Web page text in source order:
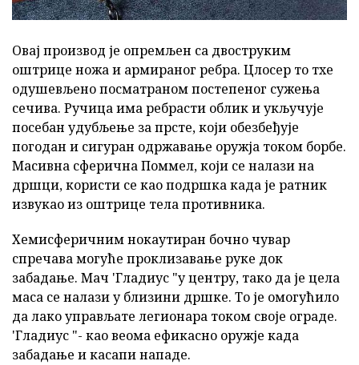
Овај производ је опремљен са двоструким
оштрице ножа и армираног ребра. Цлосер то тхе
одушевљено посматраном постепеног сужења
сечива. Ручица има ребрасти облик и укључује
посебан удубљење за прсте, који обезбеђује
погодан и сигуран одржавање оружја током борбе.
Масивна сферична Поммел, који се налази на
дршци, користи се као подршка када је ратник
извукао из оштрице тела противника.
Хемисферичним нокаутиран бочно чувар
спречава могуће проклизавање руке док
забадање. Мач 'Гладиус "у центру, тако да је цела
маса се налази у близини дршке. То је омогућило
да лако управљате легионара током своје ограде.
'Гладиус "- као веома ефикасно оружје када
забадање и касапи нападе.